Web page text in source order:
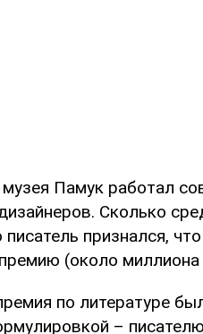
Памук работал
Сколько
писатель признался,
(около миллиона
по литературе
–